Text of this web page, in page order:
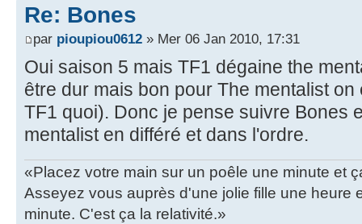
Re: Bones
par pioupiou0612 » Mer 06 Jan 2010, 17:31
Oui saison 5 mais TF1 dégaine the
être dur mais bon pour The mentalist
TF1 quoi). Donc je pense suivre Bones
mentalist en différé et dans l'ordre.
«Placez votre main sur un poêle une minute et
Asseyez vous auprès d'une jolie fille une heure
minute. C'est ça la relativité.»